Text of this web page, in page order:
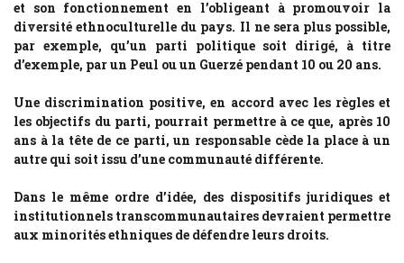
et son fonctionnement en l’obligeant à promouvoir la
diversité ethnoculturelle du pays. Il ne sera plus possible,
par exemple, qu’un parti politique soit dirigé, à titre
d’exemple, par un Peul ou un Guerzé pendant 10 ou 20 ans.
Une discrimination positive, en accord avec les règles et
les objectifs du parti, pourrait permettre à ce que, après 10
ans à la tête de ce parti, un responsable cède la place à un
autre qui soit issu d’une communauté différente.
Dans le même ordre d’idée, des dispositifs juridiques et
institutionnels transcommunautaires devraient permettre
aux minorités ethniques de défendre leurs droits.